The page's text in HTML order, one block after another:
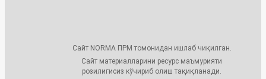
Сайт NORMA ПРМ томонидан ишлаб чиқилган.
Сайт материалларини ресурс маъмурияти
розилигисиз кўчириб олиш тақиқланади.